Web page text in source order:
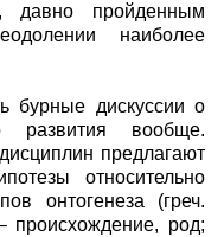
давно пройденным
наиболее
бурные дискуссии о
развития вообще.
предлагают
относительно
онтогенеза (греч.
род;